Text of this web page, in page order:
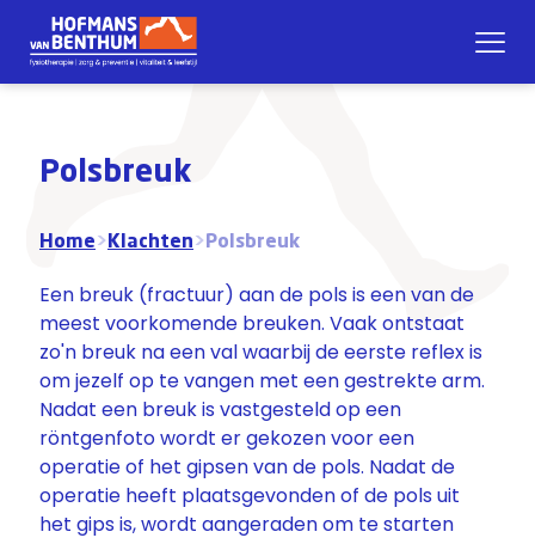
Polsbreuk
Home> Klachten> Polsbreuk
Een breuk (fractuur) aan de pols is een van de
meest voorkomende breuken. Vaak ontstaat
zo'n breuk na een val waarbij de eerste reflex is
om jezelf op te vangen met een gestrekte arm.
Nadat een breuk is vastgesteld op een
röntgenfoto wordt er gekozen voor een
operatie of het gipsen van de pols. Nadat de
operatie heeft plaatsgevonden of de pols uit
het gips is, wordt aangeraden om te starten